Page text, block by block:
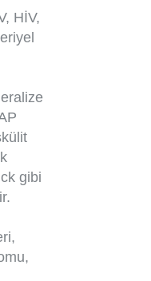
HİV,
gibi